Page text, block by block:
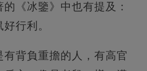
《冰鑒》中也有提及：
行利。
有背負重擔的人，有高官